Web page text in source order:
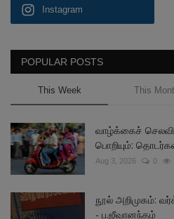
Instagram
POPULAR POSTS
This Week This
வாழ்க்கைச்
பொறியும்:
Aug 3, 2026 0
நூல் அறிமுகம்:
- ப.ஜீவானந்தம்